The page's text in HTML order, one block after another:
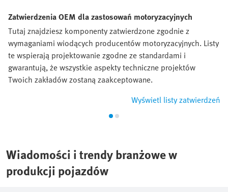
Zatwierdzenia OEM dla zastosowań motoryzacyjnych
Tutaj znajdziesz komponenty zatwierdzone zgodnie z
wymaganiami wiodących producentów motoryzacyjnych. Listy
te wspierają projektowanie zgodne ze standardami i
gwarantują, że wszystkie aspekty techniczne projektów
Twoich zakładów zostaną zaakceptowane.
Wyświetl listy zatwierdzeń
Wiadomości i trendy branżowe w
produkcji pojazdów